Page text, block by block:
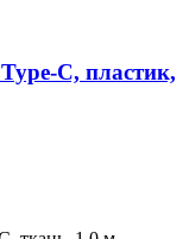
C, пластик,